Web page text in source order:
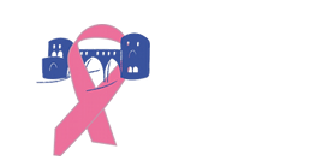
contenu